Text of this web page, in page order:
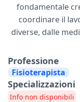
fondamentale
coordinare il
diverse, dalle
Professione
Fisioterapista
Specializzazioni
Info non disponibili